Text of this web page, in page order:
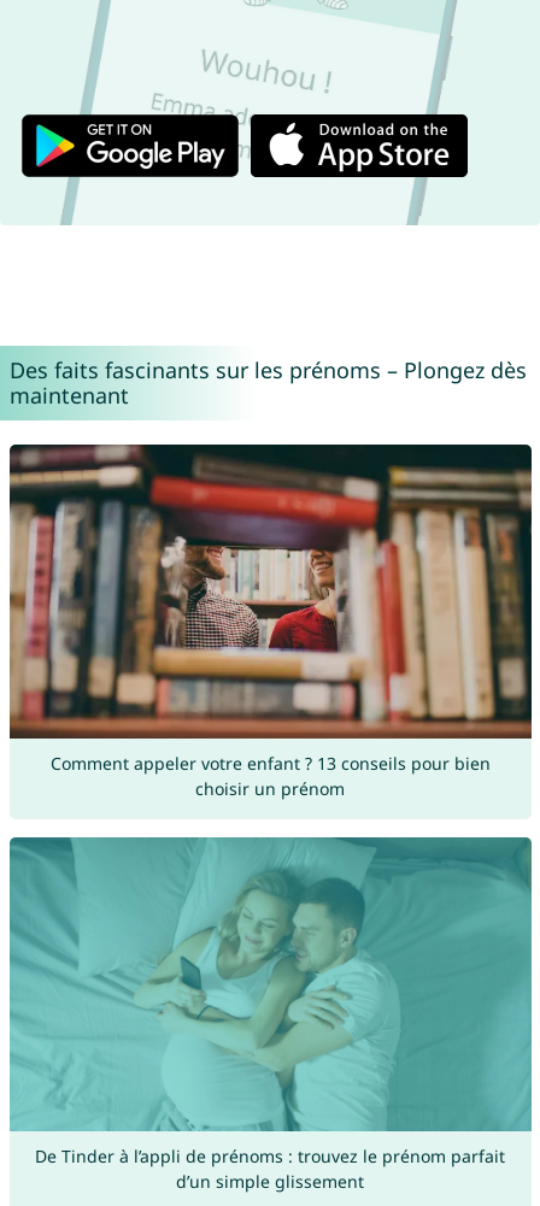
Des faits fascinants sur les prénoms – Plongez dès
maintenant
Comment appeler votre enfant ? 13 conseils pour bien
choisir un prénom
De Tinder à l’appli de prénoms : trouvez le prénom parfait
d’un simple glissement